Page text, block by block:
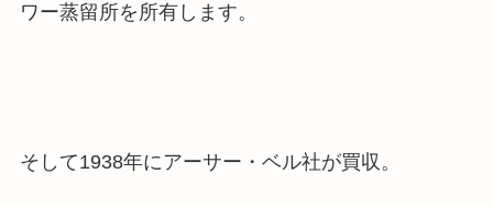
ワー蒸留所を所有します。
そして1938年にアーサー・ベル社が買収。